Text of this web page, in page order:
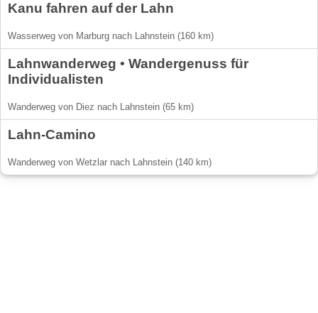
Kanu fahren auf der Lahn
Wasserweg von Marburg nach Lahnstein (160 km)
Lahnwanderweg • Wandergenuss für
Individualisten
Wanderweg von Diez nach Lahnstein (65 km)
Lahn-Camino
Wanderweg von Wetzlar nach Lahnstein (140 km)